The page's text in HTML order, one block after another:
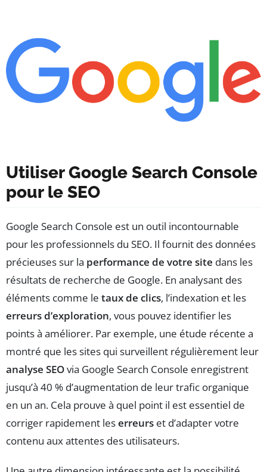
Utiliser Google Search Console
pour le SEO
Google Search Console est un outil incontournable
pour les professionnels du SEO. Il fournit des données
précieuses sur la performance de votre site dans les
résultats de recherche de Google. En analysant des
éléments comme le taux de clics, l’indexation et les
erreurs d’exploration, vous pouvez identifier les
points à améliorer. Par exemple, une étude récente a
montré que les sites qui surveillent régulièrement leur
analyse SEOvia Google Search Console enregistrent
jusqu’à 40 % d’augmentation de leur trafic organique
en un an. Cela prouve à quel point il est essentiel de
corriger rapidement leserreurs et d’adapter votre
contenu aux attentes des utilisateurs.